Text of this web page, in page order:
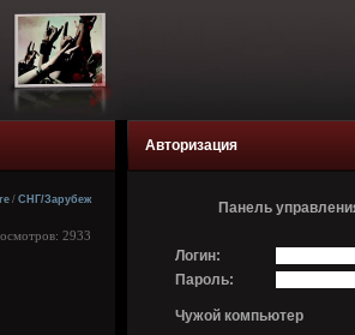
/ СНГ/Зарубеж
2933
Авторизация
Панель
Логин:
Пароль:
Чужой компьютер